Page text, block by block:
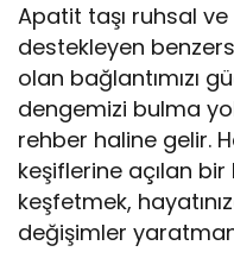
Apatit taşı ruhsal ve
destekleyen
olan bağlantımızı
dengemizi bulma
rehber haline gelir.
keşiflerine açılan bir
keşfetmek,
değişimler